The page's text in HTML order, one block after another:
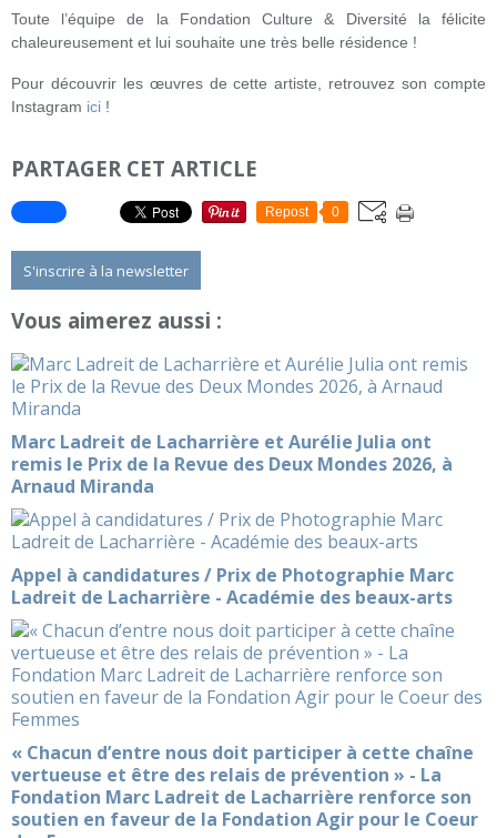
Toute l’équipe de la Fondation Culture & Diversité la félicite
chaleureusement et lui souhaite une très belle résidence !
Pour découvrir les œuvres de cette artiste, retrouvez son compte
Instagram ici !
PARTAGER CET ARTICLE
Repost 0
S'inscrire à la newsletter
Vous aimerez aussi :
Marc Ladreit de Lacharrière et Aurélie Julia ont
remis le Prix de la Revue des Deux Mondes 2026, à
Arnaud Miranda
Appel à candidatures / Prix de Photographie Marc
Ladreit de Lacharrière - Académie des beaux-arts
« Chacun d’entre nous doit participer à cette chaîne
vertueuse et être des relais de prévention » - La
Fondation Marc Ladreit de Lacharrière renforce son
soutien en faveur de la Fondation Agir pour le Coeur